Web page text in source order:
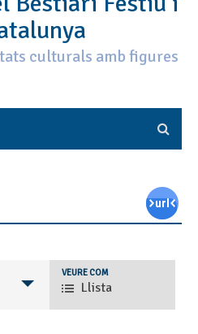
culturals amb figures
Navegació
de
les
VEURE COM
Llista